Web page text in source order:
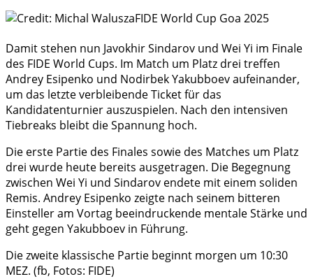
Damit stehen nun Javokhir Sindarov und Wei Yi im Finale
des FIDE World Cups. Im Match um Platz drei treffen
Andrey Esipenko und Nodirbek Yakubboev aufeinander,
um das letzte verbleibende Ticket für das
Kandidatenturnier auszuspielen. Nach den intensiven
Tiebreaks bleibt die Spannung hoch.
Die erste Partie des Finales sowie des Matches um Platz
drei wurde heute bereits ausgetragen. Die Begegnung
zwischen Wei Yi und Sindarov endete mit einem soliden
Remis. Andrey Esipenko zeigte nach seinem bitteren
Einsteller am Vortag beeindruckende mentale Stärke und
geht gegen Yakubboev in Führung.
Die zweite klassische Partie beginnt morgen um 10:30
MEZ. (fb, Fotos: FIDE)